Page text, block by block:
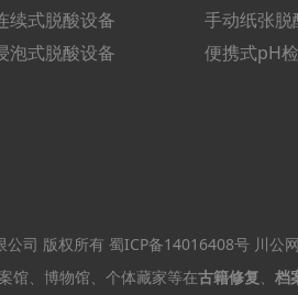
续式脱酸设备
手动纸张脱
泡式脱酸设备
便携式pH
公司 版权所有蜀ICP备14016408号 川公
馆、博物馆、个体藏家等在古籍修复、档